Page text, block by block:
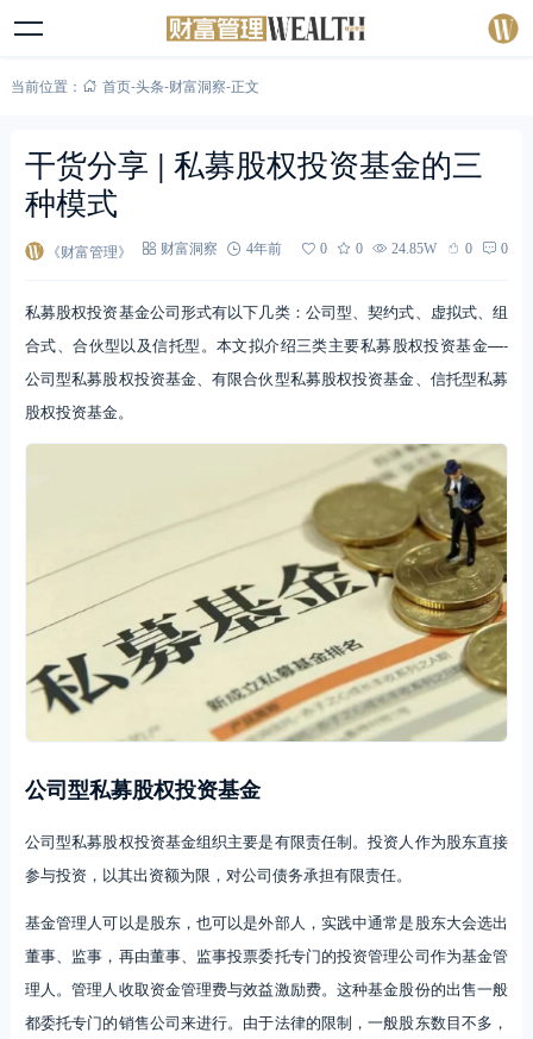
当前位置： 首页-头条-财富洞察-正文
干货分享 | 私募股权投资基金的三
种模式
《财富管理》 财富洞察 4年前 0 0 24.85W 0 0
私募股权投资基金公司形式有以下几类：公司型、契约式、虚拟式、组
合式、合伙型以及信托型。本文拟介绍三类主要私募股权投资基金—-
公司型私募股权投资基金、有限合伙型私募股权投资基金、信托型私募
股权投资基金。
公司型私募股权投资基金
公司型私募股权投资基金组织主要是有限责任制。投资人作为股东直接
参与投资，以其出资额为限，对公司债务承担有限责任。
基金管理人可以是股东，也可以是外部人，实践中通常是股东大会选出
董事、监事，再由董事、监事投票委托专门的投资管理公司作为基金管
理人。管理人收取资金管理费与效益激励费。这种基金股份的出售一般
都委托专门的销售公司来进行。由于法律的限制，一般股东数目不多，